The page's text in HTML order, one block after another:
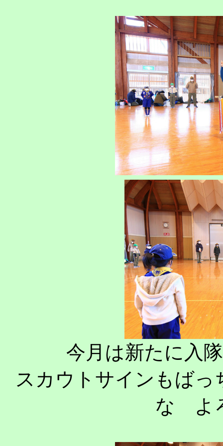
今月は新たに入
スカウトサインもば
な よ